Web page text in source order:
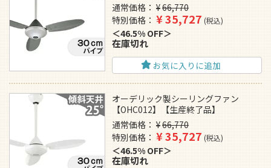
通常価格
¥66,770
特別価格
¥35,727 税込
46.5% OFF
在庫切れ
お気に入りに追加
オーデリック製シーリングファン
【OHC012】【生産終了品】
通常価格
¥66,770
特別価格
¥35,727 税込
46.5% OFF
在庫切れ